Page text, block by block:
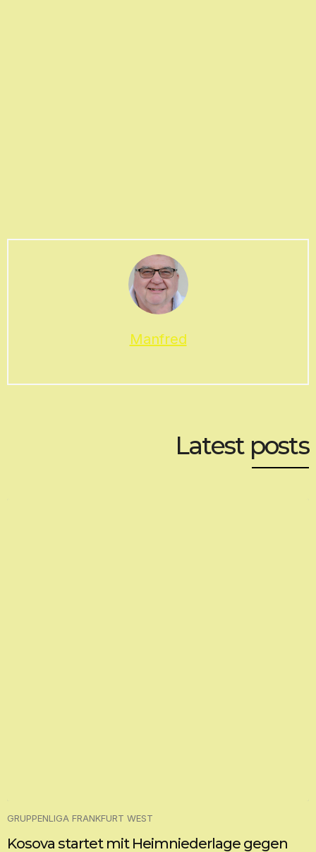
Manfred
Latest posts
GRUPPENLIGA FRANKFURT WEST
Kosova startet mit Heimniederlage gegen